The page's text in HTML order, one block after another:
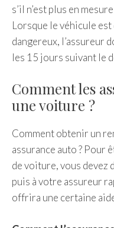
s’il n’est plus en
Lorsque le véhicule
dangereux, l’assureur
les 15 jours suivant le
Comment les
une voiture ?
Comment obtenir un
assurance auto ? Pour
de voiture, vous devez
puis à votre assureur
offrira une certaine